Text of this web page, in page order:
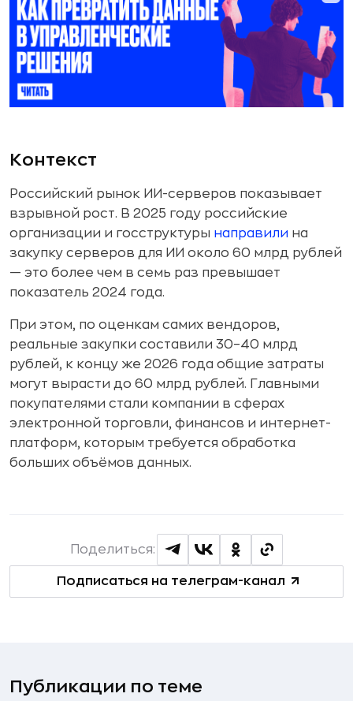
Контекст
Российский рынок ИИ-серверов показывает
взрывной рост. В 2025 году российские
организации и госструктуры направили на
закупку серверов для ИИ около 60 млрд рублей
— это более чем в семь раз превышает
показатель 2024 года.
При этом, по оценкам самих вендоров,
реальные закупки составили 30–40 млрд
рублей, к концу же 2026 года общие затраты
могут вырасти до 60 млрд рублей. Главными
покупателями стали компании в сферах
электронной торговли, финансов и интернет-
платформ, которым требуется обработка
больших объёмов данных.
Подписаться на телеграм-канал
Поделиться:
Публикации по теме